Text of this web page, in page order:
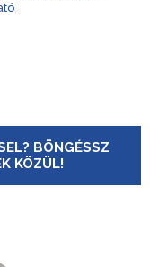
BÖNGÉSSZ
KÖZÜL!